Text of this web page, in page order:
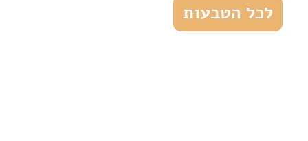
לכל הטבעות